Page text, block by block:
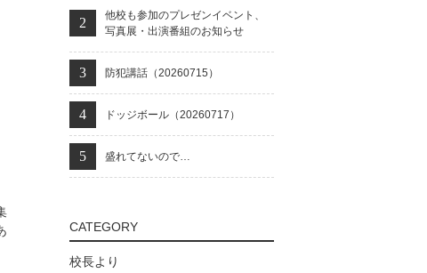
他校も参加のプレゼンイベント、
写真展・出演番組のお知らせ
防犯講話（20260715）
ドッジボール（20260717）
盛れてないので…
CATEGORY
校長より